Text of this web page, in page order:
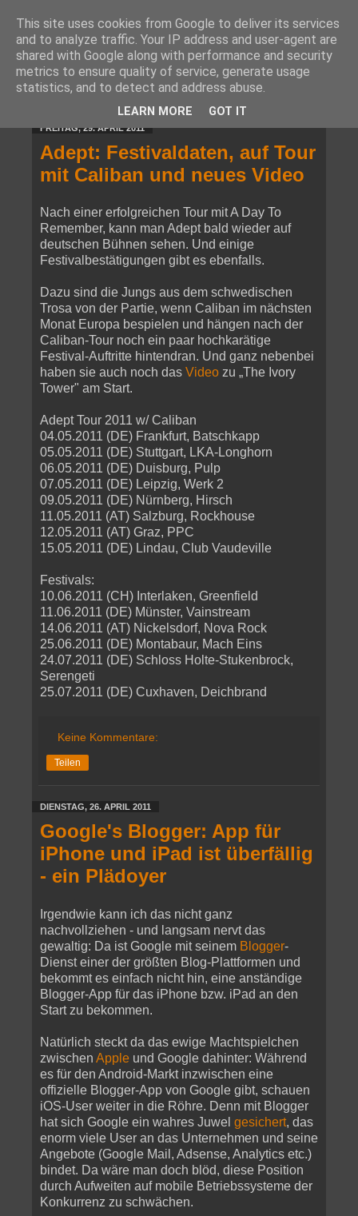
FREITAG, 29. APRIL 2011
Adept: Festivaldaten, auf Tour
mit Caliban und neues Video
Nach einer erfolgreichen Tour mit A Day To
Remember, kann man Adept bald wieder auf
deutschen Bühnen sehen. Und einige
Festivalbestätigungen gibt es ebenfalls.
Dazu sind die Jungs aus dem schwedischen
Trosa von der Partie, wenn Caliban im nächsten
Monat Europa bespielen und hängen nach der
Caliban-Tour noch ein paar hochkarätige
Festival-Auftritte hintendran. Und ganz nebenbei
haben sie auch noch das Video zu „The Ivory
Tower" am Start.
Adept Tour 2011 w/ Caliban
04.05.2011 (DE) Frankfurt, Batschkapp
05.05.2011 (DE) Stuttgart, LKA-Longhorn
06.05.2011 (DE) Duisburg, Pulp
07.05.2011 (DE) Leipzig, Werk 2
09.05.2011 (DE) Nürnberg, Hirsch
11.05.2011 (AT) Salzburg, Rockhouse
12.05.2011 (AT) Graz, PPC
15.05.2011 (DE) Lindau, Club Vaudeville
Festivals:
10.06.2011 (CH) Interlaken, Greenfield
11.06.2011 (DE) Münster, Vainstream
14.06.2011 (AT) Nickelsdorf, Nova Rock
25.06.2011 (DE) Montabaur, Mach Eins
24.07.2011 (DE) Schloss Holte-Stukenbrock,
Serengeti
25.07.2011 (DE) Cuxhaven, Deichbrand
Keine Kommentare:
Teilen
DIENSTAG, 26. APRIL 2011
Google's Blogger: App für
iPhone und iPad ist überfällig
- ein Plädoyer
Irgendwie kann ich das nicht ganz
nachvollziehen - und langsam nervt das
gewaltig: Da ist Google mit seinem Blogger-
Dienst einer der größten Blog-Plattformen und
bekommt es einfach nicht hin, eine anständige
Blogger-App für das iPhone bzw. iPad an den
Start zu bekommen.
Natürlich steckt da das ewige Machtspielchen
zwischen Apple und Google dahinter: Während
es für den Android-Markt inzwischen eine
offizielle Blogger-App von Google gibt, schauen
iOS-User weiter in die Röhre. Denn mit Blogger
hat sich Google ein wahres Juwel gesichert, das
enorm viele User an das Unternehmen und seine
Angebote (Google Mail, Adsense, Analytics etc.)
bindet. Da wäre man doch blöd, diese Position
durch Aufweiten auf mobile Betriebssysteme der
Konkurrenz zu schwächen.
This site uses cookies from Google to deliver its services
and to analyze traffic. Your IP address and user-agent are
shared with Google along with performance and security
metrics to ensure quality of service, generate usage
statistics, and to detect and address abuse.
LEARN MORE GOT IT